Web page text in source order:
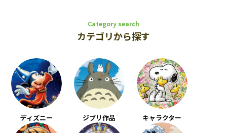
Category search
カテゴリから探す
ディズニー ジブリ作品 キャラクター